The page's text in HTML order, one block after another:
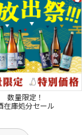
数量限定！
在庫処分セール